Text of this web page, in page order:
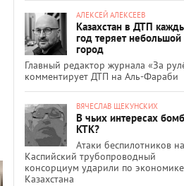
АЛЕКСЕЙ АЛЕКСЕЕВ
Казахстан в ДТП
год теряет небольшой
город
Главный редактор журнала «За
комментирует ДТП на Аль-Фараби
ВЯЧЕСЛАВ ЩЕКУНСКИХ
В чьих интересах
КТК?
Атаки беспилотников на
Каспийский трубопроводный
консорциум ударили по экономике
Казахстана